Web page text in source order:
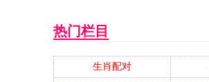
热门栏目
生肖配对